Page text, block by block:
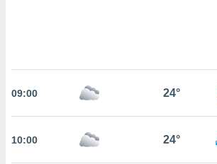
En
09:00 24°
10:00 24°